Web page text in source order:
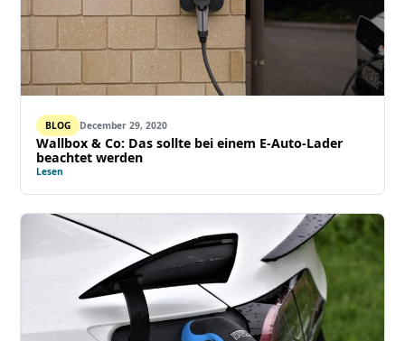
BLOG December 29, 2020
Wallbox & Co: Das sollte bei einem E-Auto-Lader
beachtet werden
Lesen